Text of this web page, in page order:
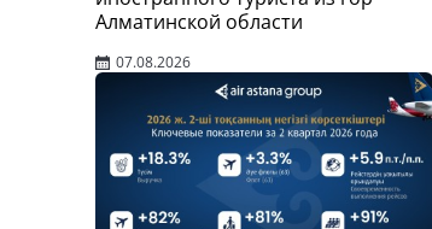
Алматинской области
07.08.2026